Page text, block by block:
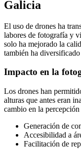
Galicia
El uso de drones ha
labores de fotografía y
solo ha mejorado la
también ha
Impacto en la
Los drones han
alturas que antes eran
cambio en la
Generación de
Accesibilidad a
Facilitación de